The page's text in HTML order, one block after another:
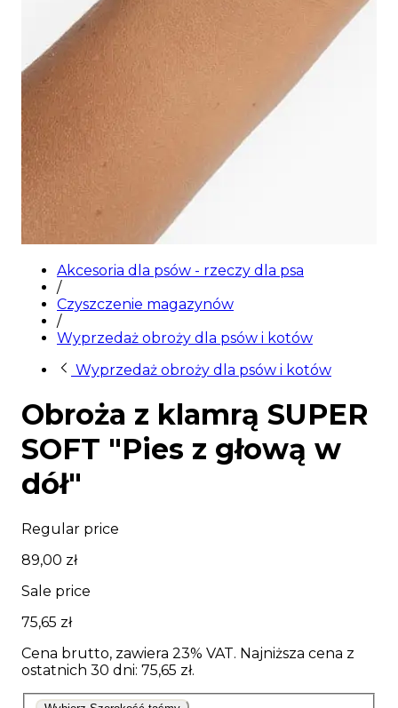
Akcesoria dla psów - rzeczy dla psa
/
Czyszczenie magazynów
/
Wyprzedaż obroży dla psów i kotów
Wyprzedaż obroży dla psów i kotów
Obroża z klamrą SUPER
SOFT "Pies z głową w
dół"
Regular price
89,00 zł
Sale price
75,65 zł
Cena brutto, zawiera 23% VAT. Najniższa cena z
ostatnich 30 dni: 75,65 zł.